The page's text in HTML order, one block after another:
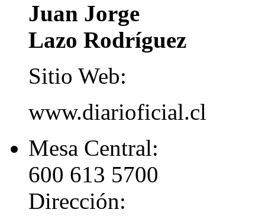
Juan Jorge
Lazo Rodríguez
Sitio Web:
www.diarioficial.cl
Mesa Central:
600 613 5700
Dirección: